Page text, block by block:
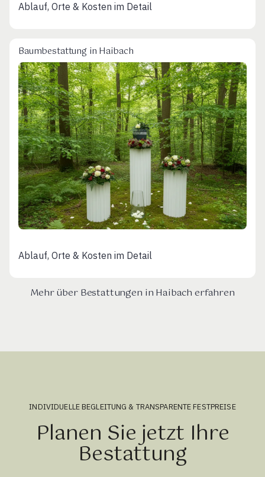
Ablauf, Orte & Kosten im Detail
Baumbestattung in Haibach
Ablauf, Orte & Kosten im Detail
Mehr über Bestattungen in Haibach erfahren
INDIVIDUELLE BEGLEITUNG & TRANSPARENTE FESTPREISE
Planen Sie jetzt Ihre
Bestattung